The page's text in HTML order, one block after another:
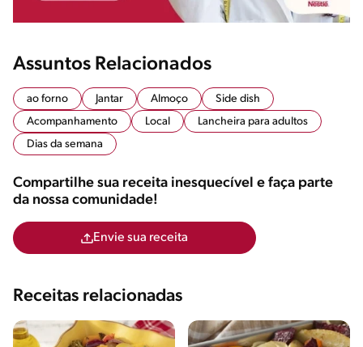
Assuntos Relacionados
ao forno Jantar Almoço
Side dish
Acompanhamento
Local
Lancheira para adultos
Dias da semana
Compartilhe sua receita inesquecível e faça parte
da nossa comunidade!
Envie sua receita
Receitas relacionadas